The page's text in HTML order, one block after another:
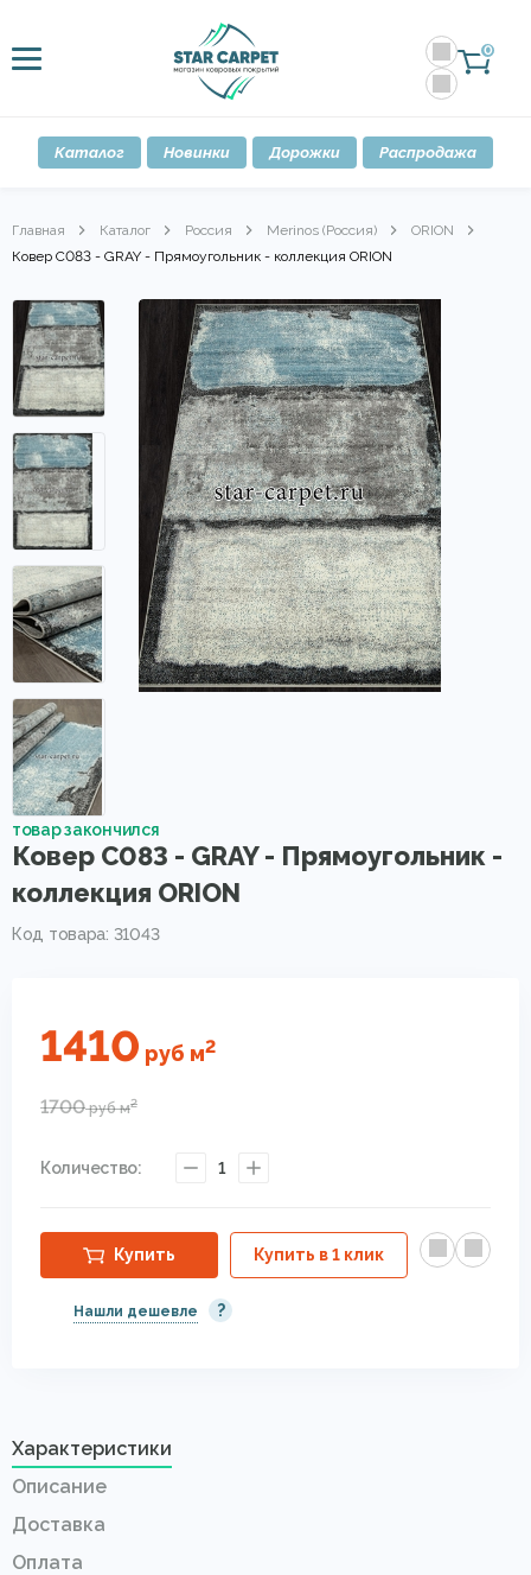
0
Каталог Новинки Дорожки Распродажа
Главная Каталог Россия Merinos (Россия)
ORION
Ковер C083 - GRAY - Прямоугольник - коллекция ORION
товар закончился
Ковер C083 - GRAY - Прямоугольник -
коллекция ORION
Код товара: 31043
1410 руб м2
1700рубм2
Количество: 1
Купить Купить в 1 клик
Нашли дешевле ?
Характеристики
Описание
Доставка
Оплата